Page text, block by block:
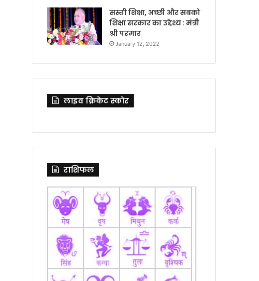
सस्ती शिक्षा, अच्छी और सबको
शिक्षा सरकार का उद्देश्य : मंत्री
श्री परमार
January 12, 2022
लाइव क्रिकेट स्कोर
राशिफल